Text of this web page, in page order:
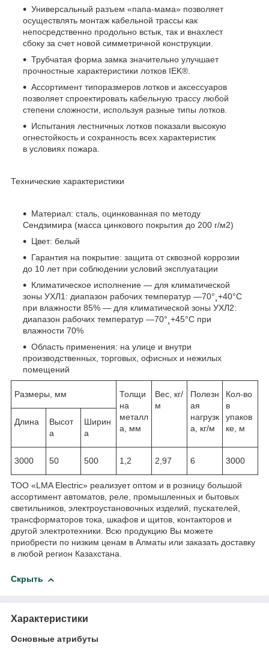
Универсальный разъем «папа-мама» позволяет
осуществлять монтаж кабельной трассы как
непосредственно продольно встык, так и внахлест
сбоку за счет новой симметричной конструкции.
Трубчатая форма замка значительно улучшает
прочностные характеристики лотков IEK®.
Ассортимент типоразмеров лотков и аксессуаров
позволяет спроектировать кабельную трассу любой
степени сложности, используя разные типы лотков.
Испытания лестничных лотков показали высокую
огнестойкость и сохранность всех характеристик
в условиях пожара.
Технические характеристики
Материал: сталь, оцинкованная по методу
Сендзимира (масса цинкового покрытия до 200 г/м2)
Цвет: белый
Гарантия на покрытие: защита от сквозной коррозии
до 10 лет при соблюдении условий эксплуатации
Климатическое исполнение — для климатической
зоны УХЛ1: диапазон рабочих температур —70°¸+40°С
при влажности 85% — для климатической зоны УХЛ2:
диапазон рабочих температур —70°¸+45°С при
влажности 70%
Область применения: на улице и внутри
производственных, торговых, офисных и нежилых
помещений
Размеры, мм
Толщи
на
металл
а, мм
Вес, кг/
м
Полезн
ая
нагрузк
а, кг/м
Кол-во
в
упаков
ке, м
Длина
Высот
а
Ширин
а
3000 50 500 1,2 2,97 6 3000
ТОО «LMA Electric» реализует оптом и в розницу большой
ассортимент автоматов, реле, промышленных и бытовых
светильников, электроустановочных изделий, пускателей,
трансформаторов тока, шкафов и щитов, контакторов и
другой электротехники. Всю продукцию Вы можете
приобрести по низким ценам в Алматы или заказать доставку
в любой регион Казахстана.
Скрыть
Характеристики
Основные атрибуты